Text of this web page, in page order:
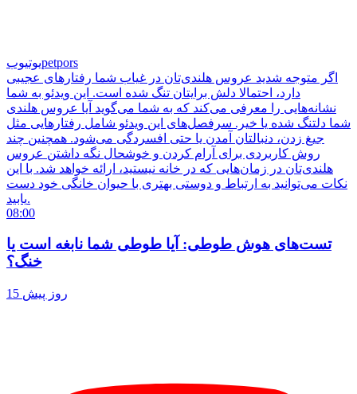
یوتیوبpetpors
اگر متوجه شدید عروس هلندی‌تان در غیاب شما رفتارهای عجیبی
دارد، احتمالا دلش برایتان تنگ شده است. این ویدئو به شما
نشانه‌هایی را معرفی می‌کند که به شما می‌گوید آیا عروس هلندی
شما دلتنگ شده یا خیر. سرفصل‌های این ویدئو شامل رفتارهایی مثل
جیغ زدن، دنبالتان آمدن یا حتی افسردگی می‌شود. همچنین چند
روش کاربردی برای آرام کردن و خوشحال نگه داشتن عروس
هلندی‌تان در زمان‌هایی که در خانه نیستید، ارائه خواهد شد. با این
نکات می‌توانید به ارتباط و دوستی بهتری با حیوان خانگی خود دست
یابید.
08:00
تست‌های هوش طوطی: آیا طوطی شما نابغه است یا
خنگ؟
15 روز پیش